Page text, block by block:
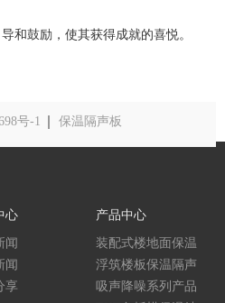
和鼓励，使其获得成就的喜悦。
号-1 保温隔声板
心
闻
闻
享
产品中心
装配式楼地面保温
隔声系统
浮筑楼板保温隔声
产品系列
吸声降噪系列产品